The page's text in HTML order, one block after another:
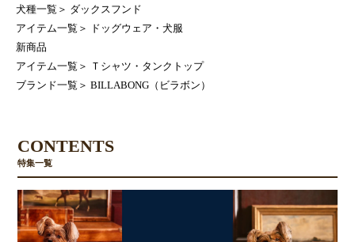
犬種一覧 ＞ ダックスフンド
アイテム一覧 ＞
ドッグウェア・犬服
新商品
アイテム一覧 ＞
Ｔシャツ・タンクトップ
ブランド一覧 ＞ BILLABONG（ビラボン）
CONTENTS
特集一覧